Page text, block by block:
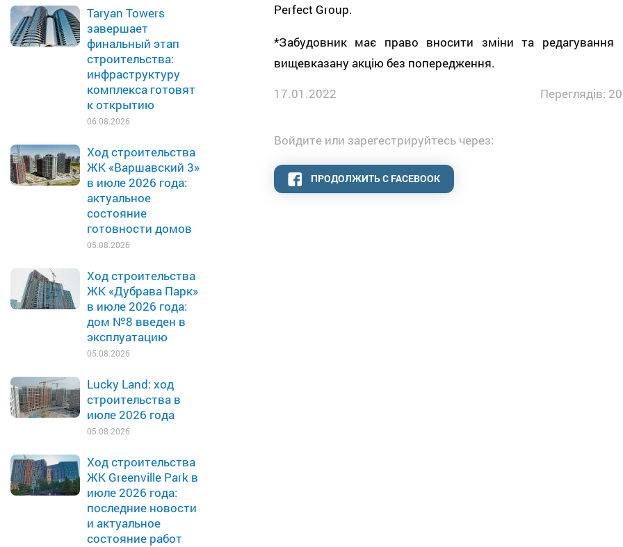
Taryan Towers
завершает
финальный этап
строительства:
инфраструктуру
комплекса готовят
к открытию
06.08.2026
Ход строительства
ЖК «Варшавский 3»
в июле 2026 года:
актуальное
состояние
готовности домов
05.08.2026
Ход строительства
ЖК «Дубрава Парк»
в июле 2026 года:
дом №8 введен в
эксплуатацию
05.08.2026
Lucky Land: ход
строительства в
июле 2026 года
05.08.2026
Ход строительства
ЖК Greenville Park в
июле 2026 года:
последние новости
и актуальное
состояние работ
Perfect Grouр.
*Забудовник має право вносити зміни та редагування
вищевказану акцію без попередження.
17.01.2022
Переглядів:
Войдите или зарегестрируйтесь через:
ПРОДОЛЖИТЬ С FACEBOOK